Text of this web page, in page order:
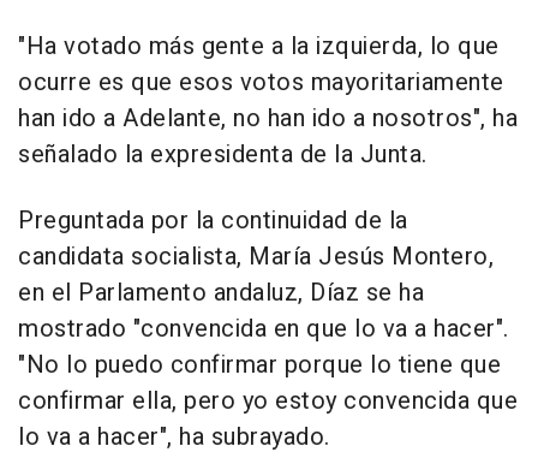
"Ha votado más gente a la izquierda, lo que
ocurre es que esos votos mayoritariamente
han ido a Adelante, no han ido a nosotros", ha
señalado la expresidenta de la Junta.
Preguntada por la continuidad de la
candidata socialista, María Jesús Montero,
en el Parlamento andaluz, Díaz se ha
mostrado "convencida en que lo va a hacer".
"No lo puedo confirmar porque lo tiene que
confirmar ella, pero yo estoy convencida que
lo va a hacer", ha subrayado.